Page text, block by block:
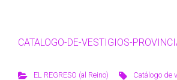
CATALOGO-DE-VESTIGIOS-
EL REGRESO (al Reino) Catálogo de